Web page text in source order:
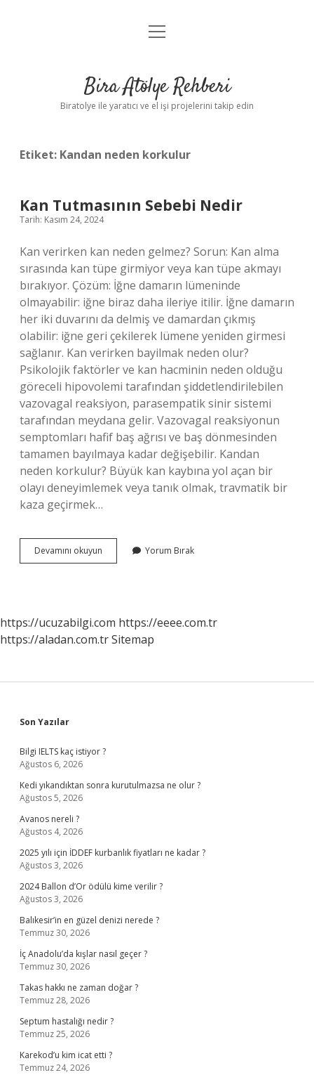
Anasayfa
Yasal Uyarı
menüyü
Bira Atölye Rehberi
Biratolye ile yaratıcı ve el işi projelerini takip edin
Etiket: Kandan neden korkulur
Kan Tutmasının Sebebi Nedir
Tarih: Kasım 24, 2024
Kan verirken kan neden gelmez? Sorun: Kan alma
sırasında kan tüpe girmiyor veya kan tüpe akmayı
bırakıyor. Çözüm: İğne damarın lümeninde
olmayabilir: iğne biraz daha ileriye itilir. İğne damarın
her iki duvarını da delmiş ve damardan çıkmış
olabilir: iğne geri çekilerek lümene yeniden girmesi
sağlanır. Kan verirken bayilmak neden olur?
Psikolojik faktörler ve kan hacminin neden olduğu
göreceli hipovolemi tarafından şiddetlendirilebilen
vazovagal reaksiyon, parasempatik sinir sistemi
tarafından meydana gelir. Vazovagal reaksiyonun
semptomları hafif baş ağrısı ve baş dönmesinden
tamamen bayılmaya kadar değişebilir. Kandan
neden korkulur? Büyük kan kaybına yol açan bir
olayı deneyimlemek veya tanık olmak, travmatik bir
kaza geçirmek…
Devamını okuyun
Tutmasının
Yorum Bırak
https://ucuzabilgi.com https://eeee.com.tr
https://aladan.com.trSitemap
Sidebar
Son Yazılar
Bilgi IELTS kaç istiyor ?
Ağustos 6, 2026
Kedi yıkandıktan sonra kurutulmazsa ne olur ?
Ağustos 5, 2026
Avanos nereli ?
Ağustos 4, 2026
2025 yılı için İDDEF kurbanlık fiyatları ne kadar ?
Ağustos 3, 2026
2024 Ballon d’Or ödülü kime verilir ?
Ağustos 3, 2026
Balıkesir’in en güzel denizi nerede ?
Temmuz 30, 2026
İç Anadolu’da kışlar nasıl geçer ?
Temmuz 30, 2026
Takas hakkı ne zaman doğar ?
Temmuz 28, 2026
Septum hastalığı nedir ?
Temmuz 25, 2026
Karekod’u kim icat etti ?
Temmuz 24, 2026